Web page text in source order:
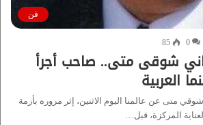
فن
0
85
شوقى متى.. صاحب أجرأ
العربية
شوقي متى عن عالمنا اليوم الاثنين، إثر مروره بأزمة
المركزة، قبل…